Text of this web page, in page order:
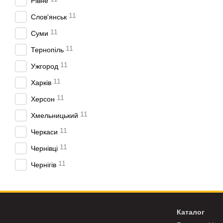
робота з
зварювання
Слов'янськ 11
Суми 11
Тернопіль 11
Ужгород 11
Харків 11
Херсон 11
Хмельницький 11
Черкаси 11
Чернівці 11
Чернігів 11
Каталог